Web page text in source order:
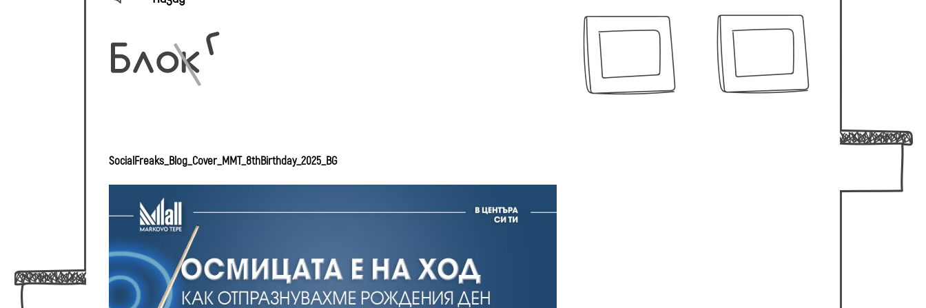
SocialFreaks_Blog_Cover_MMT_8thBirthday_2025_BG